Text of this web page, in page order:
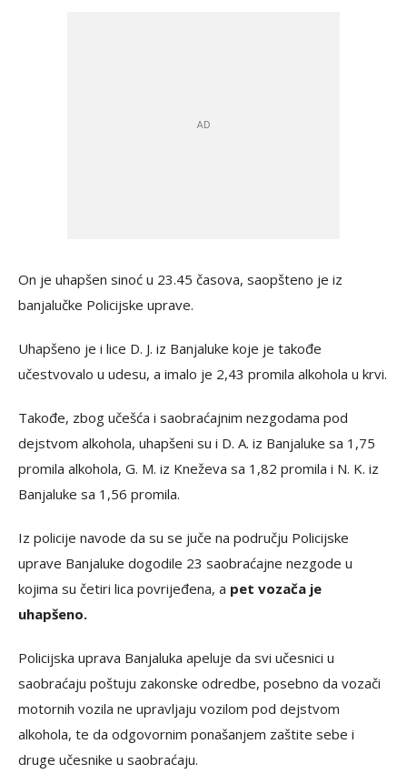
On je uhapšen sinoć u 23.45 časova, saopšteno je iz
banjalučke Policijske uprave.
Uhapšeno je i lice D. J. iz Banjaluke koje je takođe
učestvovalo u udesu, a imalo je 2,43 promila alkohola u krvi.
Takođe, zbog učešća i saobraćajnim nezgodama pod
dejstvom alkohola, uhapšeni su i D. A. iz Banjaluke sa 1,75
promila alkohola, G. M. iz Kneževa sa 1,82 promila i N. K. iz
Banjaluke sa 1,56 promila.
Iz policije navode da su se juče na području Policijske
uprave Banjaluke dogodile 23 saobraćajne nezgode u
kojima su četiri lica povrijeđena, a pet vozača je
uhapšeno.
Policijska uprava Banjaluka apeluje da svi učesnici u
saobraćaju poštuju zakonske odredbe, posebno da vozači
motornih vozila ne upravljaju vozilom pod dejstvom
alkohola, te da odgovornim ponašanjem zaštite sebe i
druge učesnike u saobraćaju.